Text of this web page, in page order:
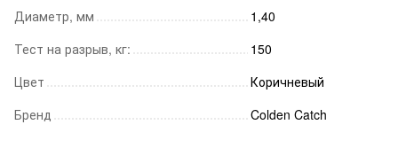
Диаметр, мм
1,40
Тест на разрыв, кг:
150
Цвет
Коричневый
Бренд
Colden Catch